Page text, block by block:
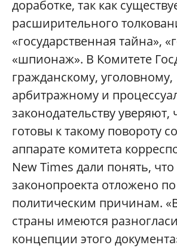
доработке, так как
расширительного
«государственная тайна»,
«шпионаж». В Комитете
гражданскому, уголовному,
арбитражному и
законодательству уверяют,
готовы к такому повороту
аппарате комитета
New Times дали понять,
законопроекта отложено по
политическим причинам.
страны имеются
концепции этого